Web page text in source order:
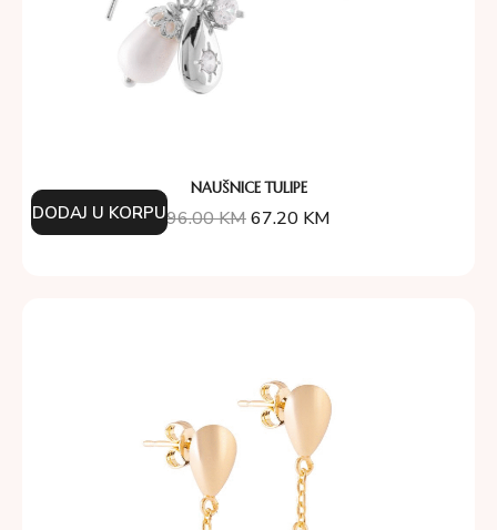
NAUŠNICE TULIPE
96.00KM67.20 KM
DODAJ U KORPU